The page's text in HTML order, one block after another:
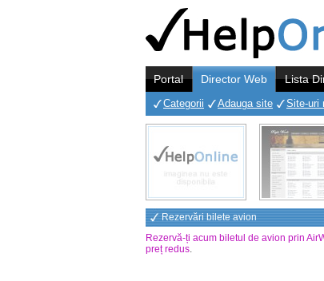
Portal Director Web Lista
Categorii Adauga site Site-uri
Rezervări bilete avion
Rezervă-ți acum biletul de avion prin
preț redus.